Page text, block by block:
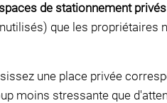
de stationnement privés
que les propriétaires
une place privée
moins stressante que